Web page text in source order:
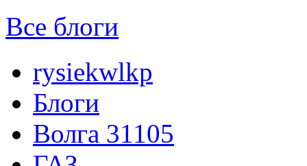
Все блоги
rysiekwlkp
Блоги
Волга 31105